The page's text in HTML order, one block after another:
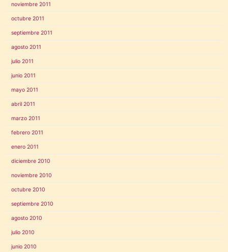
noviembre 2011
octubre 2011
septiembre 2011
agosto 2011
julio 2011
junio 2011
mayo 2011
abril 2011
marzo 2011
febrero 2011
enero 2011
diciembre 2010
noviembre 2010
octubre 2010
septiembre 2010
agosto 2010
julio 2010
junio 2010